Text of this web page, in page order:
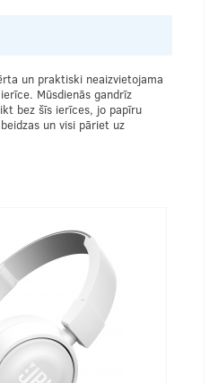
un praktiski neaizvietojama
Mūsdienās gandrīz
bez šīs ierīces, jo papīru
un visi pāriet uz